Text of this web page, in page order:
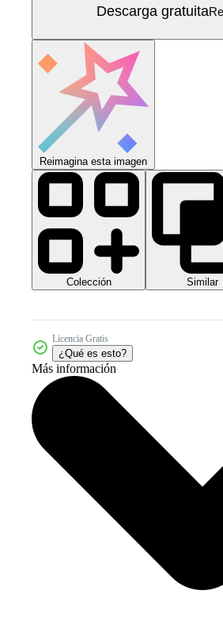
Descarga gratuita
Reimagina esta imagen
Colección Similar
Licencia Gratis
¿Qué es esto?
Más información